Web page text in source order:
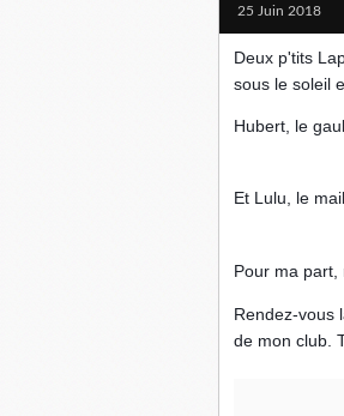
25 Juin 2018
Deux p'tits
sous le soleil
Hubert, le
Et Lulu, le
Pour ma part,
Rendez-vous
de mon club.